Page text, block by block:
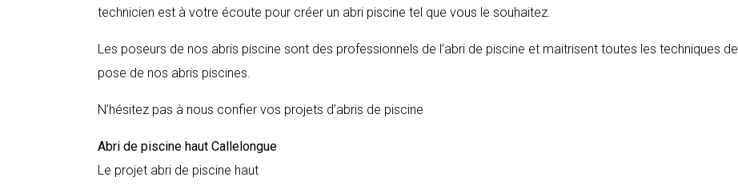
technicien est à votre écoute pour créer un abri piscine tel que vous le souhaitez.
Les poseurs de nos abris piscine sont des professionnels de l’abri de piscine et maitrisent toutes les techniques de
pose de nos abris piscines.
N’hésitez pas à nous confier vos projets d’abris de piscine
Abri de piscine haut Callelongue
Le projet abri de piscine haut